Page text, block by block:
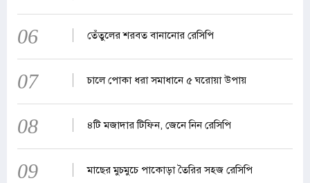
06 তেঁতুলের শরবত বানানোর রেসিপি
07 চালে পোকা ধরা সমাধানে ৫ ঘরোয়া উপায়
08 ৪টি মজাদার টিফিন, জেনে নিন রেসিপি
09 মাছের মুচমুচে পাকোড়া তৈরির সহজ রেসিপি